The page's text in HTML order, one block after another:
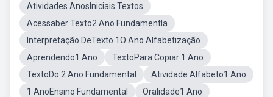
Atividades AnosIniciais Textos
Acessaber Texto2 Ano Fundamentla
Interpretação DeTexto 1O Ano Alfabetização
Aprendendo1 Ano
TextoPara Copiar 1 Ano
TextoDo 2 Ano Fundamental
Atividade Alfabeto1 Ano
1 AnoEnsino Fundamental
Oralidade1 Ano